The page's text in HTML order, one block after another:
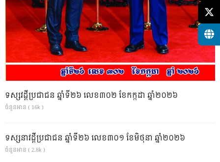
ទស្សវដ្តីប្រជាជន ឆ្នាំទី២៦ លេខ៣០២ ខែកក្កដា ឆ្នាំ២០២៦
ចំនួនអាន ( 16k )
ទស្សនាវដ្ដីប្រជាជន ឆ្នាំទី២៦ លេខ៣០១ ខែមិថុនា ឆ្នាំ២០២៦
ចំនួនអាន ( 2.8k )